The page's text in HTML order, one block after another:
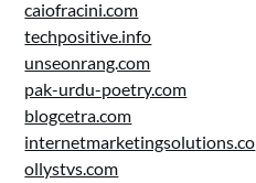
caiofracini.com
techpositive.info
unseonrang.com
pak-urdu-poetry.com
blogcetra.com
internetmarketingsolutions.co
ollystvs.com